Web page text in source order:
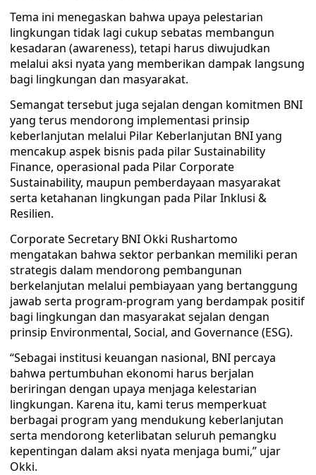
Tema ini menegaskan bahwa upaya pelestarian
lingkungan tidak lagi cukup sebatas membangun
kesadaran (awareness), tetapi harus diwujudkan
melalui aksi nyata yang memberikan dampak langsung
bagi lingkungan dan masyarakat.
Semangat tersebut juga sejalan dengan komitmen BNI
yang terus mendorong implementasi prinsip
keberlanjutan melalui Pilar Keberlanjutan BNI yang
mencakup aspek bisnis pada pilar Sustainability
Finance, operasional pada Pilar Corporate
Sustainability, maupun pemberdayaan masyarakat
serta ketahanan lingkungan pada Pilar Inklusi &
Resilien.
Corporate Secretary BNI Okki Rushartomo
mengatakan bahwa sektor perbankan memiliki peran
strategis dalam mendorong pembangunan
berkelanjutan melalui pembiayaan yang bertanggung
jawab serta program-program yang berdampak positif
bagi lingkungan dan masyarakat sejalan dengan
prinsip Environmental, Social, and Governance (ESG).
“Sebagai institusi keuangan nasional, BNI percaya
bahwa pertumbuhan ekonomi harus berjalan
beriringan dengan upaya menjaga kelestarian
lingkungan. Karena itu, kami terus memperkuat
berbagai program yang mendukung keberlanjutan
serta mendorong keterlibatan seluruh pemangku
kepentingan dalam aksi nyata menjaga bumi,” ujar
Okki.